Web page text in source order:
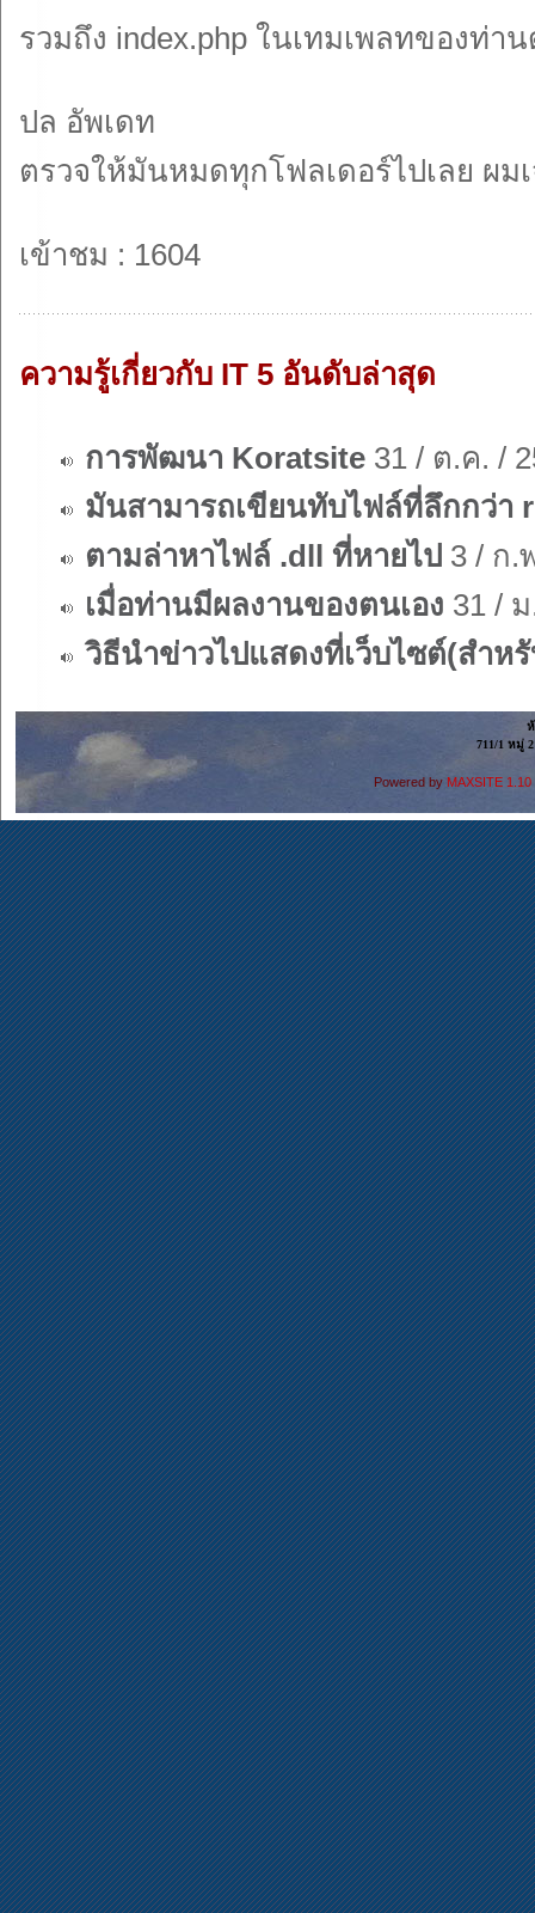
รวมถึง index.php ในเทมเพลทของท่า
ปล อัพเดท
ตรวจให้มันหมดทุกโฟลเดอร์ไปเลย ผมเ
เข้าชม : 1604
ความรู้เกี่ยวกับ IT 5 อันดับล่าสุด
การพัฒนา Koratsite 31 / ต.ค. /
มันสามารถเขียนทับไฟล์ที่ลึกกว่า
ตามล่าหาไฟล์ .dll ที่หายไป 3 / ก.
เมื่อท่านมีผลงานของตนเอง 31 /
วิธีนำข่าวไปแสดงที่เว็บไซต์(สำห
711/1 หมู่
Powered by MAXSITE